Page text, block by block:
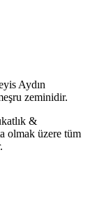
zeminidir.
&
olmak üzere tüm